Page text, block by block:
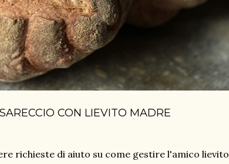
CON LIEVITO MADRE
richieste di aiuto su come gestire l'amico lievito